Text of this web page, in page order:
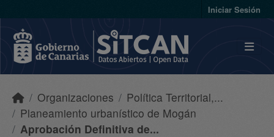
Iniciar Sesión
Organizaciones
Política Territorial,...
Planeamiento urbanístico de Mogán
Aprobación Definitiva de...